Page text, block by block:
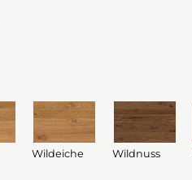
Wildeiche Wildnuss